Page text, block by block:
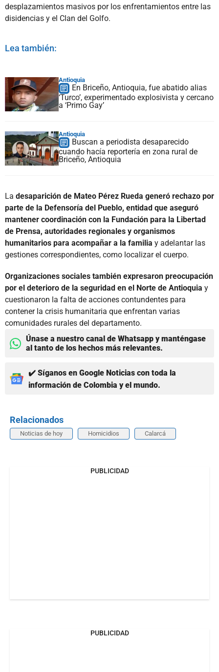
desplazamientos masivos por los enfrentamientos entre las
disidencias y el Clan del Golfo.
Lea también:
Antioquia
En Briceño, Antioquia, fue abatido alias
‘Turco’, experimentado explosivista y cercano
a ‘Primo Gay’
Antioquia
Buscan a periodista desaparecido
cuando hacía reportería en zona rural de
Briceño, Antioquia
La desaparición de Mateo Pérez Rueda generó rechazo por
parte de la Defensoría del Pueblo, entidad que aseguró
mantener coordinación con la Fundación para la Libertad
de Prensa, autoridades regionales y organismos
humanitarios para acompañar a la familia y adelantar las
gestiones correspondientes, como localizar el cuerpo.
Organizaciones sociales también expresaron preocupación
por el deterioro de la seguridad en el Norte de Antioquia y
cuestionaron la falta de acciones contundentes para
contener la crisis humanitaria que enfrentan varias
comunidades rurales del departamento.
Únase a nuestro canal de Whatsapp y manténgase
al tanto de los hechos más relevantes.
✔️ Síganos en Google Noticias con toda la
información de Colombia y el mundo.
Relacionados
Noticias de hoy Homicidios Calarcá
PUBLICIDAD
PUBLICIDAD